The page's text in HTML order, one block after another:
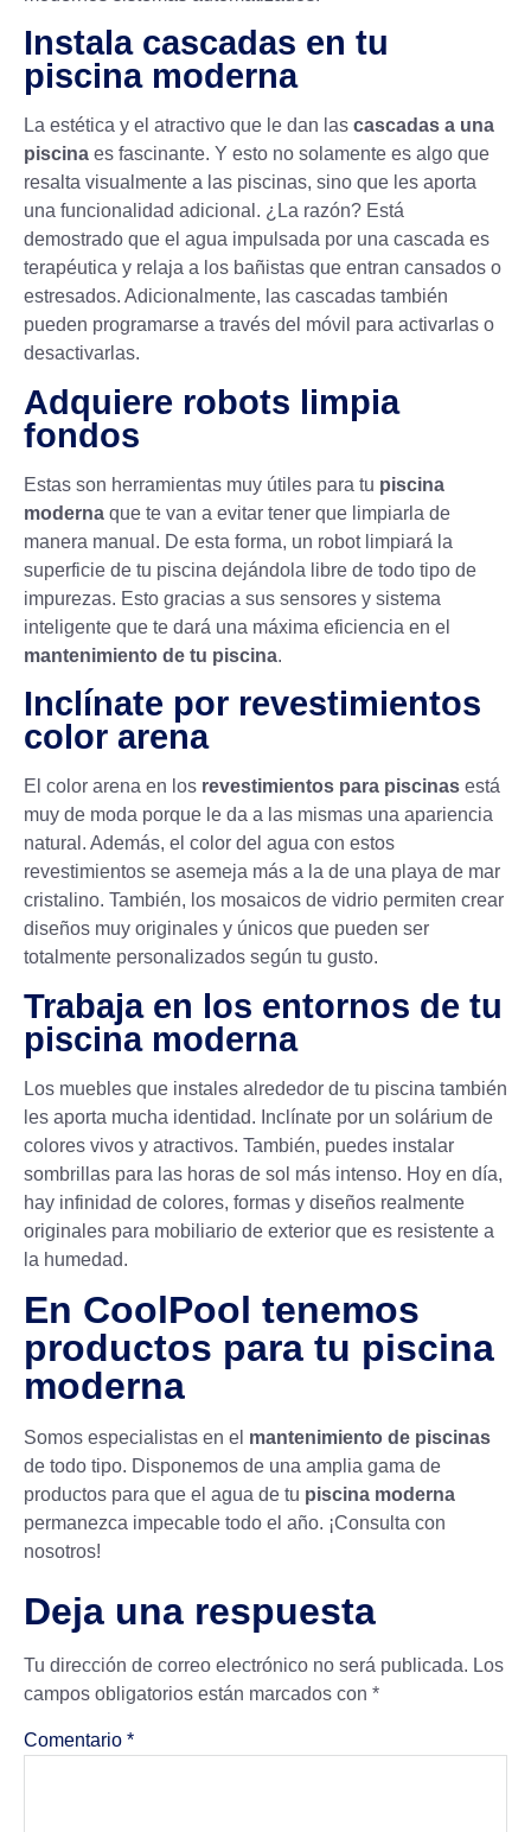
Instala cascadas en tu
piscina moderna
La estética y el atractivo que le dan las cascadas a una
piscina es fascinante. Y esto no solamente es algo que
resalta visualmente a las piscinas, sino que les aporta
una funcionalidad adicional. ¿La razón? Está
demostrado que el agua impulsada por una cascada es
terapéutica y relaja a los bañistas que entran cansados o
estresados. Adicionalmente, las cascadas también
pueden programarse a través del móvil para activarlas o
desactivarlas.
Adquiere robots limpia
fondos
Estas son herramientas muy útiles para tu piscina
moderna que te van a evitar tener que limpiarla de
manera manual. De esta forma, un robot limpiará la
superficie de tu piscina dejándola libre de todo tipo de
impurezas. Esto gracias a sus sensores y sistema
inteligente que te dará una máxima eficiencia en el
mantenimiento de tu piscina.
Inclínate por revestimientos
color arena
El color arena en los revestimientos para piscinas está
muy de moda porque le da a las mismas una apariencia
natural. Además, el color del agua con estos
revestimientos se asemeja más a la de una playa de mar
cristalino. También, los mosaicos de vidrio permiten crear
diseños muy originales y únicos que pueden ser
totalmente personalizados según tu gusto.
Trabaja en los entornos de tu
piscina moderna
Los muebles que instales alrededor de tu piscina también
les aporta mucha identidad. Inclínate por un solárium de
colores vivos y atractivos. También, puedes instalar
sombrillas para las horas de sol más intenso. Hoy en día,
hay infinidad de colores, formas y diseños realmente
originales para mobiliario de exterior que es resistente a
la humedad.
En CoolPool tenemos
productos para tu piscina
moderna
Somos especialistas en el mantenimiento de piscinas
de todo tipo. Disponemos de una amplia gama de
productos para que el agua de tu piscina moderna
permanezca impecable todo el año. ¡Consulta con
nosotros!
Deja una respuesta
Tu dirección de correo electrónico no será publicada. Los
campos obligatorios están marcados con *
Comentario *